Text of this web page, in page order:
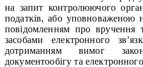
на запит контролюючого
податків, або
повідомленням про
засобами електронного
дотриманням вимог
документообігу та